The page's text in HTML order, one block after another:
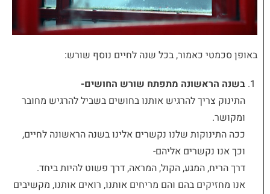
באופן סכמטי כאמור, בכל שנה לחיים נוסף שורש:
בשנה הראשונה מתפתח שורש החושים-
התינוק צריך להרגיש אותנו בחושים בשביל להרגיש מחובר
ומקושר.
ככה התינוקות שלנו נקשרים אלינו בשנה הראשונה לחיים,
וכך אנו נקשרים אליהם-
דרך הריח, המגע, הקול, המראה, דרך פשוט להיות ביחד.
אנו מחזיקים בהם והם מריחים אותנו, רואים אותנו, מקשיבים